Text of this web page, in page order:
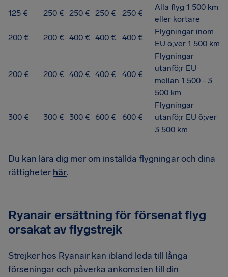
125 € 250 € 250 € 250 € 250 €
Alla flyg 1 500 km
eller kortare
200 €
200 € 400 € 400 € 400 €
Flygningar inom
EU ö;ver 1 500 km
200 € 200 € 400 € 400 € 400 €
Flygningar
utanfö;r EU
mellan 1 500 - 3
500 km
300 € 300 € 300 € 600 € 600 €
Flygningar
utanfö;r EU ö;ver
3 500 km
Du kan lära dig mer om inställda flygningar och dina
rättigheter här.
Ryanair ersättning för försenat flyg
orsakat av flygstrejk
Strejker hos Ryanair kan ibland leda till långa
förseningar och påverka ankomsten till din